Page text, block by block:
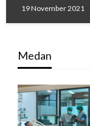
19 November 2021
Medan